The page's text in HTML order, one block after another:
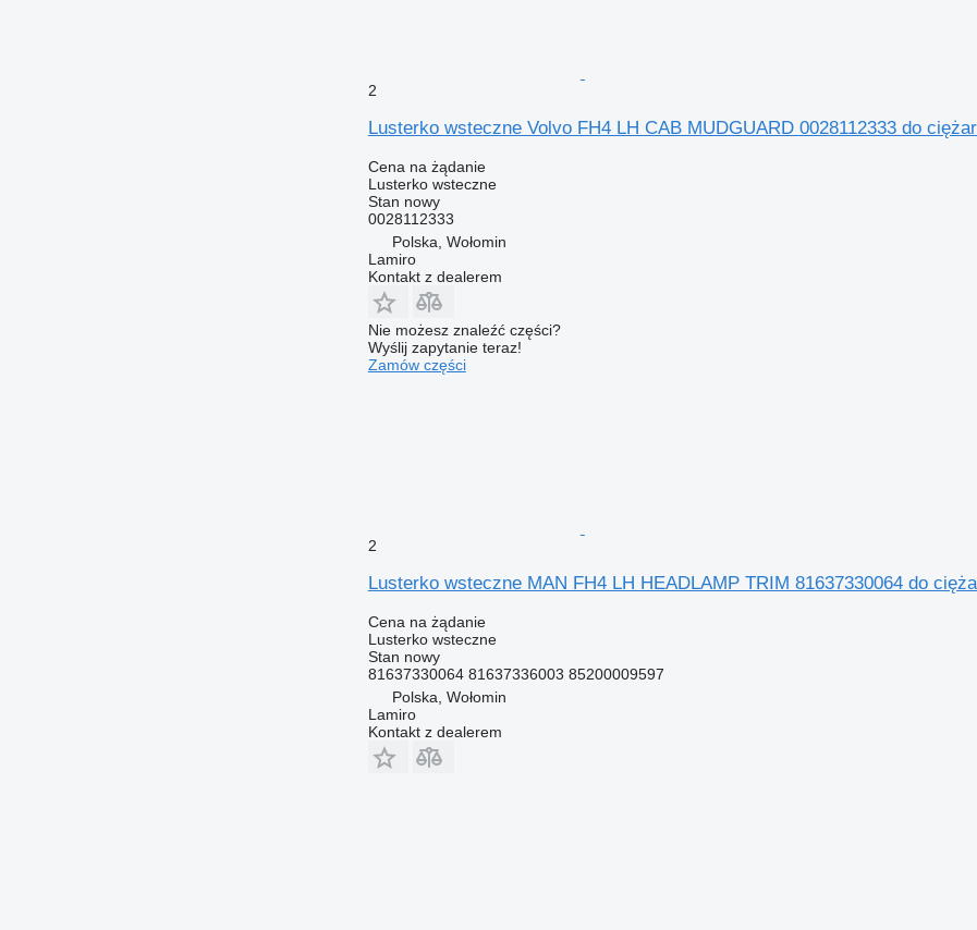
2
Lusterko wsteczne Volvo FH4 LH CAB MUDGUARD 0028112333 do
Cena na żądanie
Lusterko wsteczne
Stan nowy
0028112333
Polska, Wołomin
Lamiro
Kontakt z dealerem
Nie możesz znaleźć części?
Wyślij zapytanie teraz!
Zamów części
2
Lusterko wsteczne MAN FH4 LH HEADLAMP TRIM 81637330064 do
Cena na żądanie
Lusterko wsteczne
Stan nowy
81637330064 81637336003 85200009597
Polska, Wołomin
Lamiro
Kontakt z dealerem